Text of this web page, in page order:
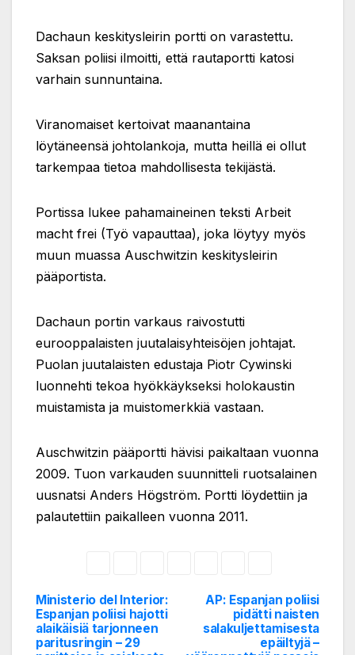
Dachaun keskitysleirin portti on varastettu.
Saksan poliisi ilmoitti, että rautaportti katosi
varhain sunnuntaina.
Viranomaiset kertoivat maanantaina
löytäneensä johtolankoja, mutta heillä ei ollut
tarkempaa tietoa mahdollisesta tekijästä.
Portissa lukee pahamaineinen teksti Arbeit
macht frei (Työ vapauttaa), joka löytyy myös
muun muassa Auschwitzin keskitysleirin
pääportista.
Dachaun portin varkaus raivostutti
eurooppalaisten juutalaisyhteisöjen johtajat.
Puolan juutalaisten edustaja Piotr Cywinski
luonnehti tekoa hyökkäykseksi holokaustin
muistamista ja muistomerkkiä vastaan.
Auschwitzin pääportti hävisi paikaltaan vuonna
2009. Tuon varkauden suunnitteli ruotsalainen
uusnatsi Anders Högström. Portti löydettiin ja
palautettiin paikalleen vuonna 2011.
Post
navigation
AP: Espanjan poliisi
pidätti naisten
salakuljettamisesta
epäiltyjä –
Ministerio del Interior:
Espanjan poliisi hajotti
alaikäisiä tarjonneen
paritusringin – 29